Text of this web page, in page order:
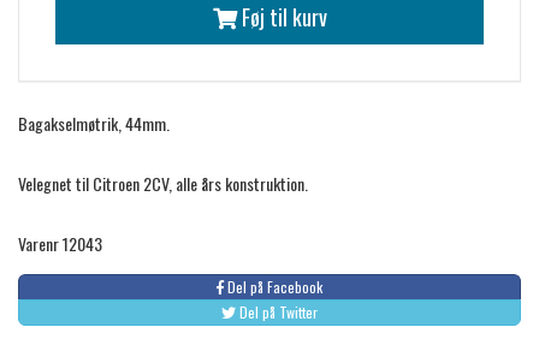
Føj til kurv
Bagakselmøtrik, 44mm.
Velegnet til Citroen 2CV, alle års konstruktion.
Varenr 12043
Del på Facebook
Del på Twitter